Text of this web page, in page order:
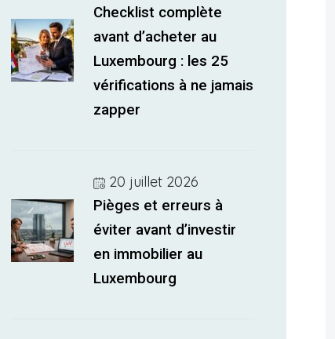
Checklist complète
avant d’acheter au
Luxembourg : les 25
vérifications à ne jamais
zapper
20 juillet 2026
Pièges et erreurs à
éviter avant d’investir
en immobilier au
Luxembourg